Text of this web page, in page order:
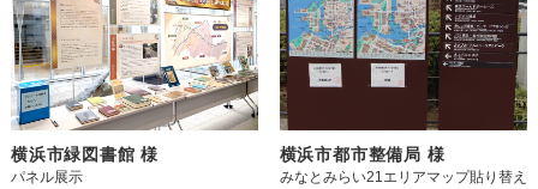
横浜市緑図書館 様
パネル展示
横浜市都市整備局 様
みなとみらい21エリアマップ貼り替え